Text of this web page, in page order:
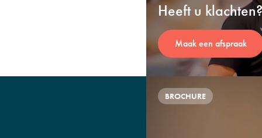
Heeft u
Maak een afspraak
BROCHURE